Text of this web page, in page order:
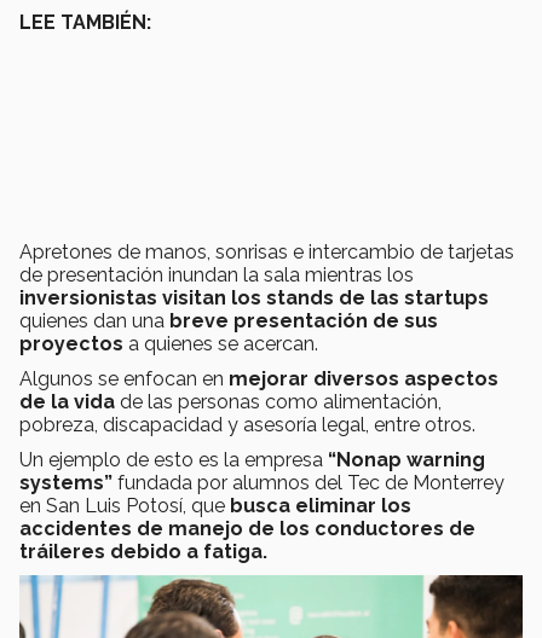
LEE TAMBIÉN:
Apretones de manos, sonrisas e intercambio de tarjetas
de presentación inundan la sala mientras los
inversionistas visitan los stands de las startups
quienes dan una breve presentación de sus
proyectos a quienes se acercan.
Algunos se enfocan en mejorar diversos aspectos
de la vida de las personas como alimentación,
pobreza, discapacidad y asesoría legal, entre otros.
Un ejemplo de esto es la empresa “Nonap warning
systems” fundada por alumnos del Tec de Monterrey
en San Luis Potosí, que busca eliminar los
accidentes de manejo de los conductores de
tráileres debido a fatiga.